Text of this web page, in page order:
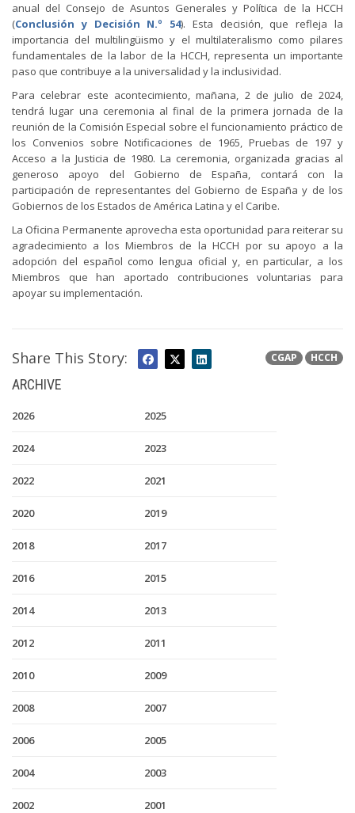
anual del Consejo de Asuntos Generales y Política de la HCCH
(Conclusión y Decisión N.º 54). Esta decisión, que refleja la
importancia del multilingüismo y el multilateralismo como pilares
fundamentales de la labor de la HCCH, representa un importante
paso que contribuye a la universalidad y la inclusividad.
Para celebrar este acontecimiento, mañana, 2 de julio de 2024,
tendrá lugar una ceremonia al final de la primera jornada de la
reunión de la Comisión Especial sobre el funcionamiento práctico de
los Convenios sobre Notificaciones de 1965, Pruebas de 197 y
Acceso a la Justicia de 1980. La ceremonia, organizada gracias al
generoso apoyo del Gobierno de España, contará con la
participación de representantes del Gobierno de España y de los
Gobiernos de los Estados de América Latina y el Caribe.
La Oficina Permanente aprovecha esta oportunidad para reiterar su
agradecimiento a los Miembros de la HCCH por su apoyo a la
adopción del español como lengua oficial y, en particular, a los
Miembros que han aportado contribuciones voluntarias para
apoyar su implementación.
CGAP HCCH
Share This Story:
ARCHIVE
2026 2025
2024 2023
2022 2021
2020 2019
2018 2017
2016 2015
2014 2013
2012 2011
2010 2009
2008 2007
2006 2005
2004 2003
2002 2001